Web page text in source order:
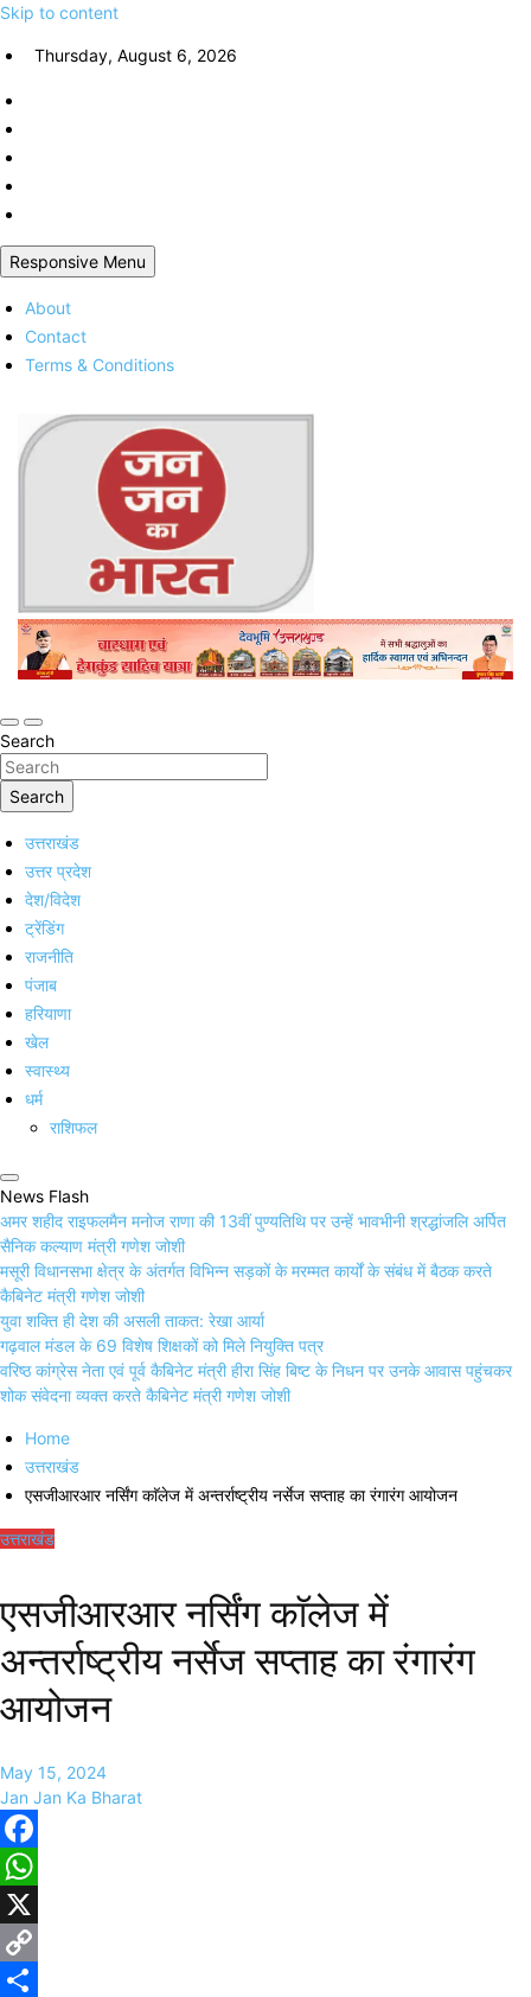
Skip to content
Thursday, August 6, 2026
Responsive Menu
About
Contact
Terms & Conditions
Jan Jan Ka Bharat
Online Trending Hindi News Website
Search
Search
उत्तराखंड
उत्तर प्रदेश
देश/विदेश
ट्रेंडिंग
राजनीति
पंजाब
हरियाणा
खेल
स्वास्थ्य
धर्म
राशिफल
News Flash
अमर शहीद राइफलमैन मनोज राणा की 13वीं पुण्यतिथि पर उन्हें भावभीनी श्रद्धांजलि अर्पित
सैनिक कल्याण मंत्री गणेश जोशी
मसूरी विधानसभा क्षेत्र के अंतर्गत विभिन्न सड़कों के मरम्मत कार्यों के संबंध में बैठक करते
कैबिनेट मंत्री गणेश जोशी
युवा शक्ति ही देश की असली ताकत: रेखा आर्या
गढ़वाल मंडल के 69 विशेष शिक्षकों को मिले नियुक्ति पत्र
वरिष्ठ कांग्रेस नेता एवं पूर्व कैबिनेट मंत्री हीरा सिंह बिष्ट के निधन पर उनके आवास पहुंचकर
शोक संवेदना व्यक्त करते कैबिनेट मंत्री गणेश जोशी
Home
उत्तराखंड
एसजीआरआर नर्सिंग काॅलेज में अन्तर्राष्ट्रीय नर्सेज सप्ताह का रंगारंग आयोजन
उत्तराखंड
एसजीआरआर नर्सिंग काॅलेज में
अन्तर्राष्ट्रीय नर्सेज सप्ताह का रंगारंग
आयोजन
May 15, 2024
Jan Jan Ka Bharat
Facebook
WhatsApp
X
Copy